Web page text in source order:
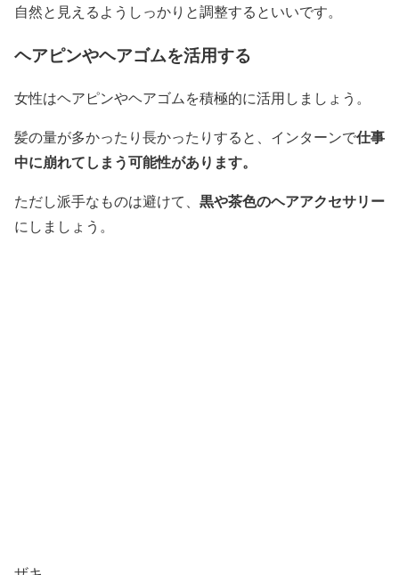
自然と見えるようしっかりと調整するといいです。
ヘアピンやヘアゴムを活用する
女性はヘアピンやヘアゴムを積極的に活用しましょう。
髪の量が多かったり長かったりすると、インターンで仕事
中に崩れてしまう可能性があります。
ただし派手なものは避けて、 黒や茶色のヘアアクセサリー
にしましょう。